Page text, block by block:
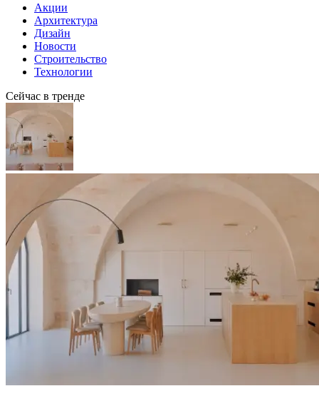
Акции
Архитектура
Дизайн
Новости
Строительство
Технологии
Сейчас в тренде